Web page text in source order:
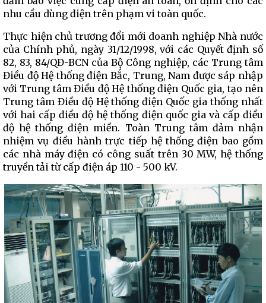
nhu cầu dùng điện trên phạm vi toàn quốc.
Thực hiện chủ trương đổi mới doanh nghiệp Nhà nước
của Chính phủ, ngày 31/12/1998, với các Quyết định số
82, 83, 84/QĐ-BCN của Bộ Công nghiệp, các Trung tâm
Điều độ Hệ thống điện Bắc, Trung, Nam được sáp nhập
với Trung tâm Điều độ Hệ thống điện Quốc gia, tạo nên
Trung tâm Điều độ Hệ thống điện Quốc gia thống nhất
với hai cấp điều độ hệ thống điện quốc gia và cấp điều
độ hệ thống điện miền. Toàn Trung tâm đảm nhận
nhiệm vụ điều hành trực tiếp hệ thống điện bao gồm
các nhà máy điện có công suất trên 30 MW, hệ thống
truyền tải từ cấp điện áp 110 - 500 kV.